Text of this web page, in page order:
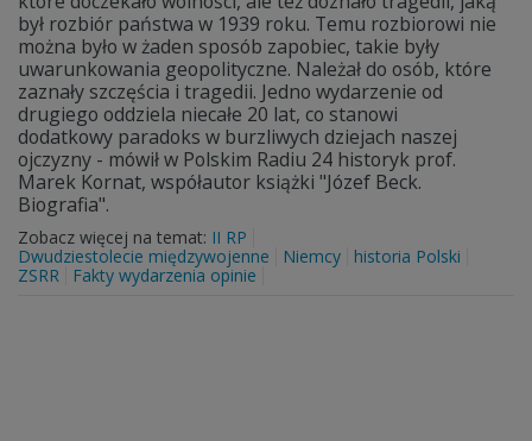
był rozbiór państwa w 1939 roku. Temu rozbiorowi nie
można było w żaden sposób zapobiec, takie były
uwarunkowania geopolityczne. Należał do osób, które
zaznały szczęścia i tragedii. Jedno wydarzenie od
drugiego oddziela niecałe 20 lat, co stanowi
dodatkowy paradoks w burzliwych dziejach naszej
ojczyzny - mówił w Polskim Radiu 24 historyk prof.
Marek Kornat, współautor książki "Józef Beck.
Biografia".
Zobacz więcej na temat: II RP
Dwudziestolecie międzywojenne
Niemcy
historia Polski
ZSRR
Fakty wydarzenia opinie